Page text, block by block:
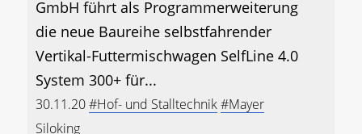
GmbH führt als Programmerweiterung
die neue Baureihe selbstfahrender
Vertikal-Futtermischwagen SelfLine 4.0
System 300+ für...
30.11.20#Hof- und Stalltechnik#Mayer
Siloking